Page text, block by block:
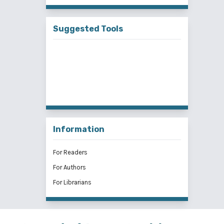
Suggested Tools
Information
For Readers
For Authors
For Librarians